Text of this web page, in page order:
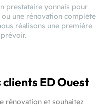
prestataire yonnais pour
une rénovation complète
réalisons une première
ED Ouest
rénovation et souhaitez